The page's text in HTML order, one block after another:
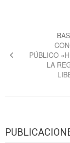
entradas
PÚBLICO
LA